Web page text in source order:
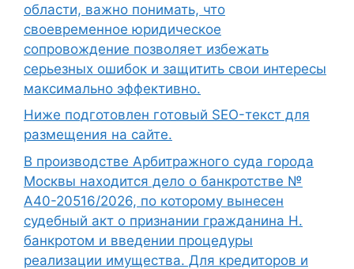
области, важно понимать, что
своевременное юридическое
сопровождение позволяет избежать
серьезных ошибок и защитить свои интересы
максимально эффективно.
Ниже подготовлен готовый SEO-текст для
размещения на сайте.
В производстве Арбитражного суда города
Москвы находится дело о банкротстве №
А40-20516/2026, по которому вынесен
судебный акт о признании гражданина Н.
банкротом и введении процедуры
реализации имущества. Для кредиторов и